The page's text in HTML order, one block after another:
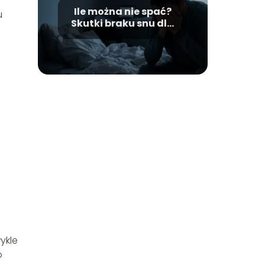
Ile można nie spać?
Skutki braku snu dla
organizmu